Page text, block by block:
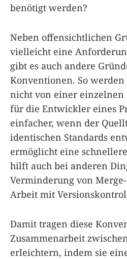
benötigt werden?
Neben offensichtlichen
vielleicht eine
gibt es auch andere
Konventionen. So
nicht von einer einzelnen
für die Entwickler eines
einfacher, wenn der
identischen Standards
ermöglicht eine
hilft auch bei anderen
Verminderung von
Arbeit mit
Damit tragen diese
Zusammenarbeit
erleichtern, indem sie